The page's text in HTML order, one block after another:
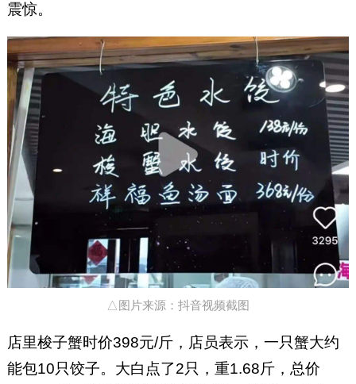
震惊。
△图片来源：抖音视频截图
店里梭子蟹时价398元/斤，店员表示，一只蟹大约
能包10只饺子。大白点了2只，重1.68斤，总价